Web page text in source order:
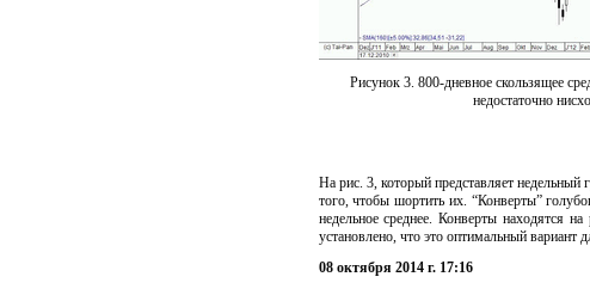
Рисунок 3. 800-дневное скользящее
недостаточно
На рис. 3, который представляет
того, чтобы шортить их. “Конверты”
недельное среднее. Конверты находятся
установлено, что это оптимальный вариант
08 октября 2014 г. 17:16